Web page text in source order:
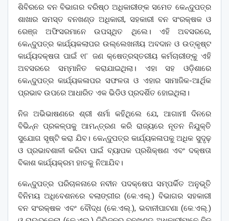
ଶିବିରରେ ବନ ବିଭାଗର ବରିଷ୍ଠ ଅଧିକାରୀଙ୍କ ସମେତ କେନ୍ଦୁପତ୍ର
ଶାଖାର ସମସ୍ତ ବନଖଣ୍ଡ ଅଧିକାରୀ, ସହକାରୀ ବନ ସଂରକ୍ଷକ ଓ
ରେଞ୍ଜ ଅଫିସରମାନେ ଉପସ୍ଥିତ ଥିଲେ। ଏହି ଅବସରରେ,
କେନ୍ଦୁପତ୍ର କାର୍ଯ୍ୟକଲାପର ଉଲ୍ଲେଖନୀୟ ଅବଦାନ ଓ ଉତ୍କୃଷ୍ଟ
କାର୍ଯ୍ୟଦକ୍ଷତା ପାଇଁ ୧୮ ଜଣ କ୍ଷେତ୍ରସ୍ତରୀୟ କର୍ମଚାରୀଙ୍କୁ ଏହି
ଅବସରରେ ସମ୍ମାନିତ କରାଯାଇଥିଲା। ଏହା ସହ ଓଡ଼ିଶାରେ
କେନ୍ଦୁପତ୍ର କାର୍ଯ୍ୟକଳାପର ସଫଳତା ଓ ଏହାର ସାମାଜିକ-ଆର୍ଥିକ
ପ୍ରଭାବ ଉପରେ ଆଧାରିତ ଏକ ଭିଡିଓ ପ୍ରଦର୍ଶିତ ହୋଇଥିଲା।
ନିଜ ଅଭିଭାଷଣରେ ଶ୍ରୀ ଶର୍ମା କହିଥିଲେ ଯେ, ଆଗାମୀ ଦିନରେ
ବିଭିନ୍ନ ପ୍ରକଳ୍ପକୁ ଆମନ୍ତ୍ରଣ କରି ରାଜ୍ୟରେ ନୂତନ ନିଯୁକ୍ତି
ସୁଯୋଗ ସୃଷ୍ଟି କରା ଯିବ। କେନ୍ଦୁପତ୍ର କାର୍ଯ୍ୟକଳାପକୁ ଅଧିକ ସୁଦୃଢ଼
ଓ ପ୍ରଭାବଶାଳୀ କରିବା ପାଇଁ ବ୍ୟାପକ ପ୍ରଶିକ୍ଷଣ ଏବଂ ଦକ୍ଷତା
ବିକାଶ କାର୍ଯ୍ୟକ୍ରମ ହାତକୁ ନିଆଯିବ।
କେନ୍ଦୁପତ୍ର ପରିଚାଳନାରେ ନବୀନ ପଦକ୍ଷେପ ସମ୍ପର୍କିତ ଅନୁଭୂତି
ବିନିମୟ ଅଧିବେଶନରେ ବଲାଙ୍ଗୀର (କେ.ଏଲ୍.) ବିଭାଗର ସହକାରୀ
ବନ ସଂରକ୍ଷକ ଏବଂ ବୌଦ୍ଧ (କେ.ଏଲ୍.), ଭବାନୀପାଟଣା (କେ.ଏଲ୍.)